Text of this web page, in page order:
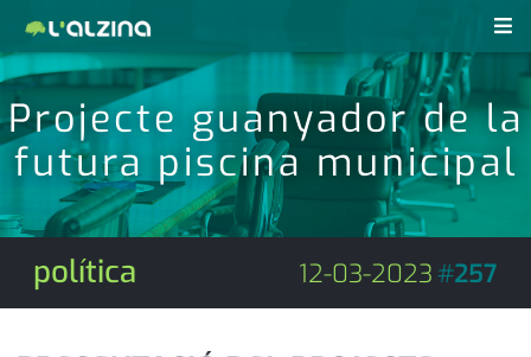
últimes notícies
activitats
agenda
revistes pdf
anunciants
subscripció
Projecte guanyador de la
futura piscina municipal
política 12-03-2023#257